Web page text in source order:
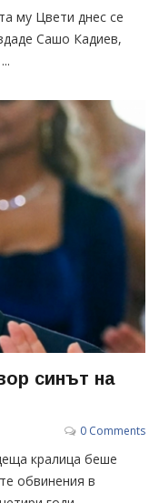
му Цвети днес се
Сашо Кадиев,
синът на
0 Comments
кралица беше
обвинения в